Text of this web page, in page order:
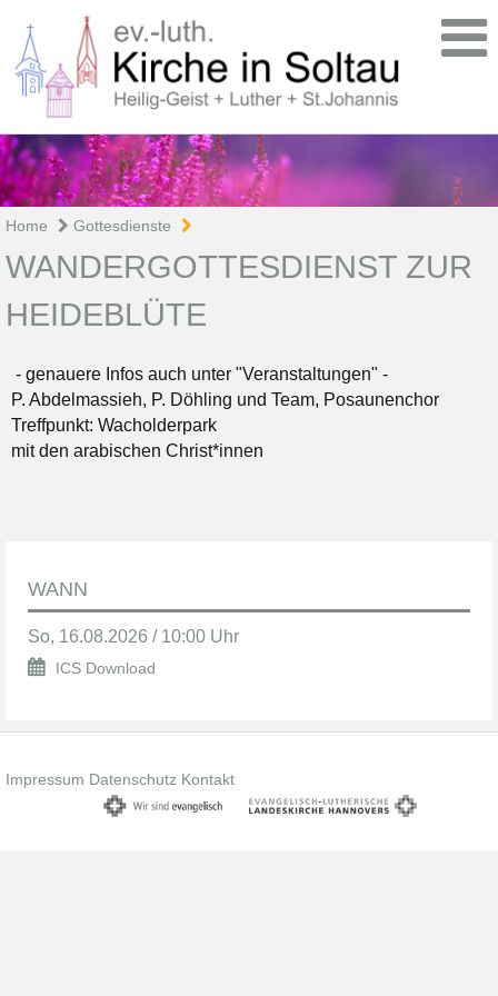
Home Gottesdienste
WANDERGOTTESDIENST ZUR
HEIDEBLÜTE
- genauere Infos auch unter "Veranstaltungen" -
P. Abdelmassieh, P. Döhling und Team, Posaunenchor
Treffpunkt: Wacholderpark
mit den arabischen Christ*innen
WANN
So, 16.08.2026 / 10:00 Uhr
ICS Download
Impressum Datenschutz Kontakt